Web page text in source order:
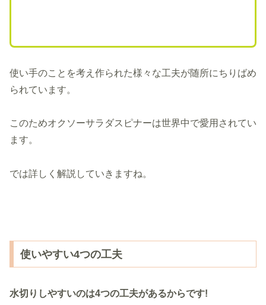
使い手のことを考え作られた様々な工夫が随所にちりばめ
られています。
このためオクソーサラダスピナーは世界中で愛用されてい
ます。
では詳しく解説していきますね。
使いやすい4つの工夫
水切りしやすいのは4つの工夫があるからです!